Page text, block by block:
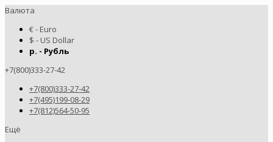
Валюта
€ - Euro
$ - US Dollar
р. - Рубль
+7(800)333-27-42
+7(800)333-27-42
+7(495)199-08-29
+7(812)564-50-95
Ещё